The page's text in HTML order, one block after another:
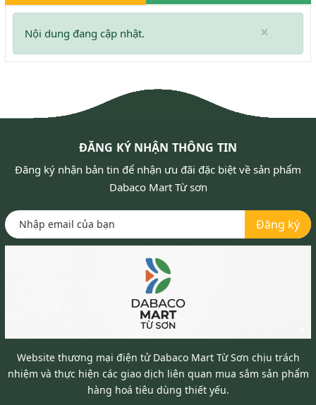
×
Nội dung đang cập nhật.
ĐĂNG KÝ NHẬN THÔNG TIN
Đăng ký nhận bản tin để nhận ưu đãi đặc biệt về sản phẩm
Dabaco Mart Từ sơn
Đăng ký
Website thương mại điện tử Dabaco Mart Từ Sơn chịu trách
nhiệm và thực hiện các giao dịch liên quan mua sắm sản phẩm
hàng hoá tiêu dùng thiết yếu.